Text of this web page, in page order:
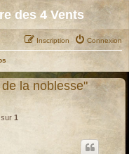
des 4 Vents
Connexion
Inscription
la noblesse"
sur 1